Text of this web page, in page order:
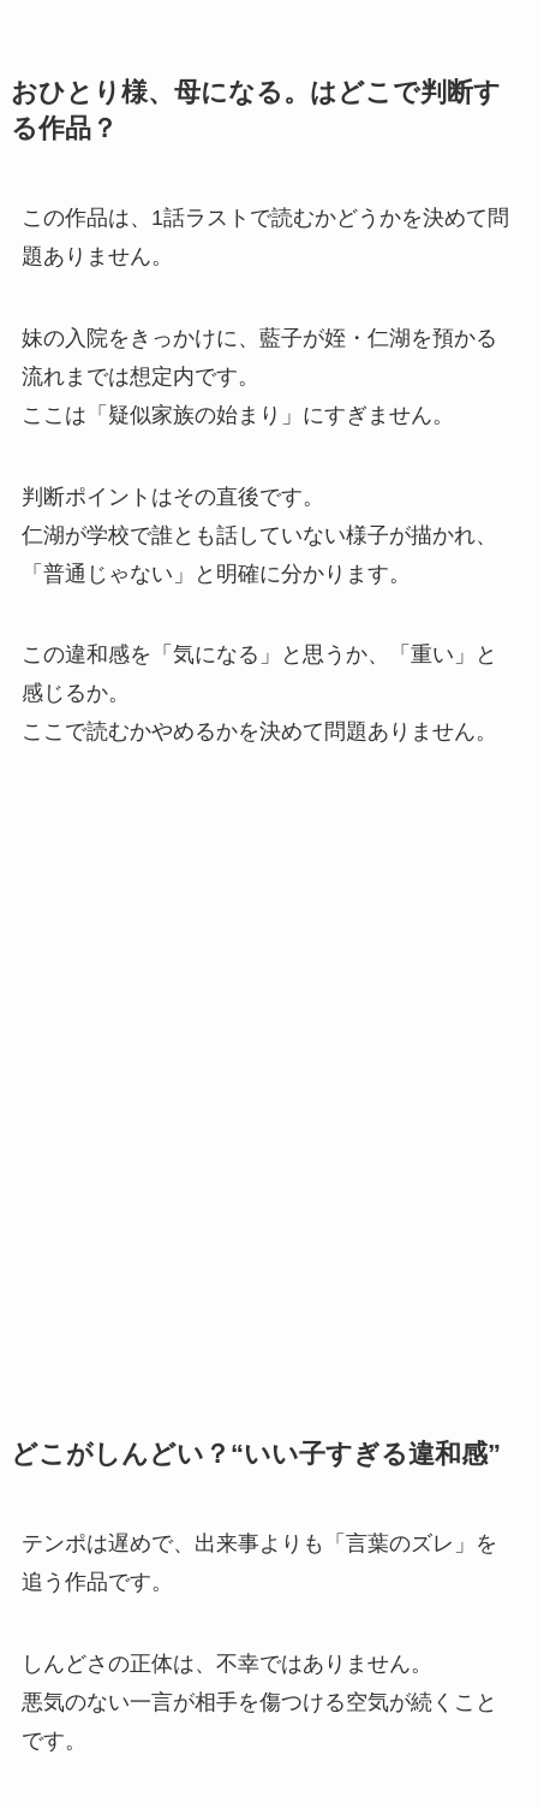
おひとり様、母になる。はどこで判断す
る作品？
この作品は、1話ラストで読むかどうかを決めて問
題ありません。
妹の入院をきっかけに、藍子が姪・仁湖を預かる
流れまでは想定内です。
ここは「疑似家族の始まり」にすぎません。
判断ポイントはその直後です。
仁湖が学校で誰とも話していない様子が描かれ、
「普通じゃない」と明確に分かります。
この違和感を「気になる」と思うか、「重い」と
感じるか。
ここで読むかやめるかを決めて問題ありません。
どこがしんどい？“いい子すぎる違和感”
テンポは遅めで、出来事よりも「言葉のズレ」を
追う作品です。
しんどさの正体は、不幸ではありません。
悪気のない一言が相手を傷つける空気が続くこと
です。